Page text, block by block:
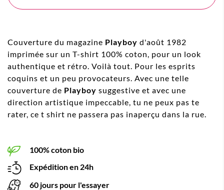
Couverture du magazine Playboy d'août 1982
imprimée sur un T-shirt 100% coton, pour un look
authentique et rétro. Voilà tout. Pour les esprits
coquins et un peu provocateurs. Avec une telle
couverture de Playboy suggestive et avec une
direction artistique impeccable, tu ne peux pas te
rater, ce t shirt ne passera pas inaperçu dans la rue.
100% coton bio
Expédition en 24h
60 jours pour l'essayer